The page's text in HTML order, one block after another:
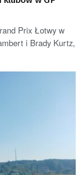
Prix Łotwy w
i Brady Kurtz,